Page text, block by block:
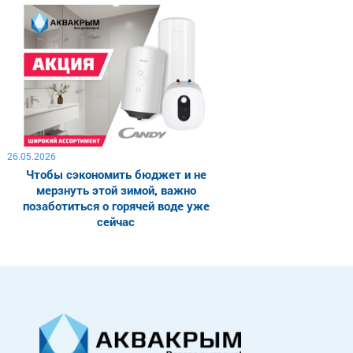
26.05.2026
Чтобы сэкономить бюджет и не
мерзнуть этой зимой, важно
позаботиться о горячей воде уже
сейчас